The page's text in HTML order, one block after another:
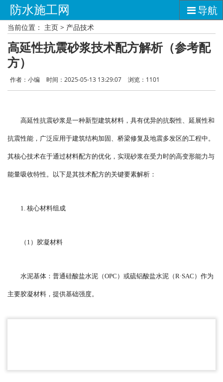
防水施工网 导航
当前位置： 主页 > 产品技术
高延性抗震砂浆技术配方解析（参考配
方）
作者：小编 时间：2025-05-13 13:29:07 浏览： 1101
高延性抗震砂浆是一种新型建筑材料，具有优异的抗裂性、延展性和
抗震性能，广泛应用于建筑结构加固、桥梁修复及地震多发区的工程中。
其核心技术在于通过材料配方的优化，实现砂浆在受力时的高变形能力与
能量吸收特性。以下是其技术配方的关键要素解析：
1. 核心材料组成
（1）胶凝材料
水泥基体：普通硅酸盐水泥（OPC）或硫铝酸盐水泥（R·SAC）作为
主要胶凝材料，提供基础强度。